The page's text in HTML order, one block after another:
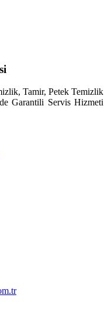
Tamir, Petek Temizlik
Garantili Servis Hizmeti